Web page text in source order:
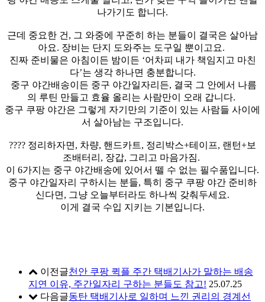
나가기도 합니다.
근데 중요한 건, 그 와중에 꾸준히 하는 분들이 결국은 살아남
아요. 장비는 단지 도와주는 도구일 뿐이고요.
진짜 준비물은 아침이든 밤이든 ‘어차피 내가 책임지고 마친
다’는 생각 하나면 충분합니다.
중구 야간배송이든 중구 야간일자리든, 결국 그 안에서 나름
의 루틴 만들고 효율 올리는 사람만이 오래 갑니다.
중구 쿠팡 야간은 그렇게 자기만의 기준이 있는 사람들 사이에
서 살아남는 구조입니다.
???? 정리하자면, 차량, 핸드카트, 정리박스+테이프, 랜턴+보
조배터리, 장갑, 그리고 마음가짐.
이 6가지는 중구 야간배송에 있어서 뗄 수 없는 필수품입니다.
중구 야간일자리 구하시는 분들, 특히 중구 쿠팡 야간 준비하
신다면, 그냥 오늘부터라도 하나씩 갖춰두세요.
이게 결국 수입 지키는 기본입니다.
이전글천안 쿠팡 퀵플 주간 택배기사가 말하는 배송
지연 이유, 주간일자리 구하는 분들도 참고! 25.07.25
다음글동탄 택배기사로 일하며 느낀 권리의 경계선